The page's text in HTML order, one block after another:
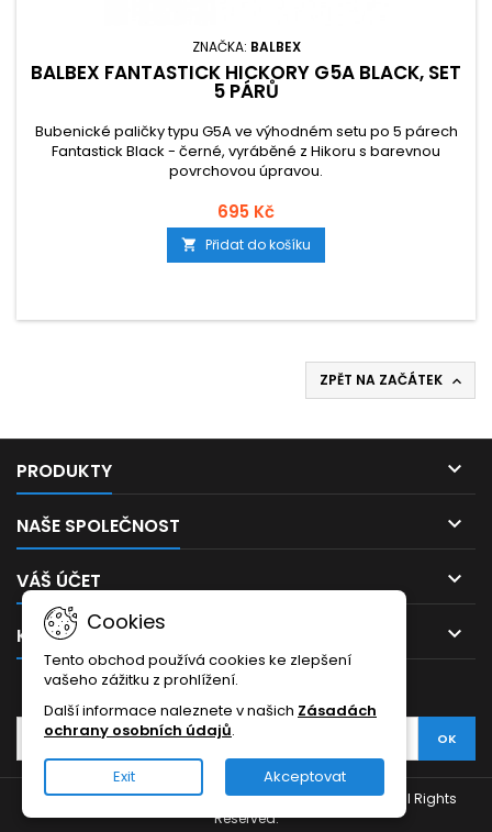
ZNAČKA: BALBEX
BALBEX FANTASTICK HICKORY G5A BLACK, SET
5 PÁRŮ
Bubenické paličky typu G5A ve výhodném setu po 5 párech
Fantastick Black - černé, vyráběné z Hikoru s barevnou
povrchovou úpravou.
695 Kč
 Přidat do košíku
ZPĚT NA ZAČÁTEK 
PRODUKTY 
NAŠE SPOLEČNOST 
VÁŠ ÚČET 
KONTAKT 
Cookies
Tento obchod používá cookies ke zlepšení
vašeho zážitku z prohlížení.
Další informace naleznete v našich Zásadách
ochrany osobních údajů.
Exit Akceptovat
ODBĚR NOVINEK
© Copyright 2026 Hudební školka - Hudební nástroje. All Rights
Reserved.